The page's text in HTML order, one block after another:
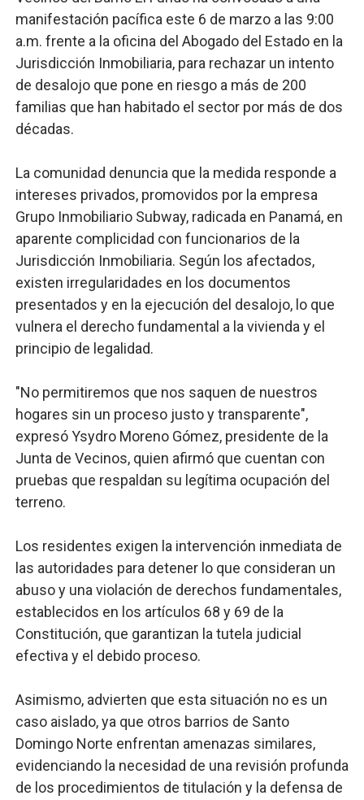
Lee Ballester a los que se forman como agentes
Operativo Interinstitucional “Compromiso Ambiental
Trabajadores de la prensa y Obispado de la Provincia
Ministerio de Cultura anuncia ganadores de Premios
Más de 180 dirigentes sindicales de las Américas se
manifestación pacífica este 6 de marzo a las 9:00
a.m. frente a la oficina del Abogado del Estado en la
Jurisdicción Inmobiliaria, para rechazar un intento
de desalojo que pone en riesgo a más de 200
familias que han habitado el sector por más de dos
décadas.
La comunidad denuncia que la medida responde a
intereses privados, promovidos por la empresa
Grupo Inmobiliario Subway, radicada en Panamá, en
aparente complicidad con funcionarios de la
Jurisdicción Inmobiliaria. Según los afectados,
existen irregularidades en los documentos
presentados y en la ejecución del desalojo, lo que
vulnera el derecho fundamental a la vivienda y el
principio de legalidad.
"No permitiremos que nos saquen de nuestros
hogares sin un proceso justo y transparente",
expresó Ysydro Moreno Gómez, presidente de la
Junta de Vecinos, quien afirmó que cuentan con
pruebas que respaldan su legítima ocupación del
terreno.
Los residentes exigen la intervención inmediata de
las autoridades para detener lo que consideran un
abuso y una violación de derechos fundamentales,
establecidos en los artículos 68 y 69 de la
Constitución, que garantizan la tutela judicial
efectiva y el debido proceso.
Asimismo, advierten que esta situación no es un
caso aislado, ya que otros barrios de Santo
Domingo Norte enfrentan amenazas similares,
evidenciando la necesidad de una revisión profunda
de los procedimientos de titulación y la defensa de